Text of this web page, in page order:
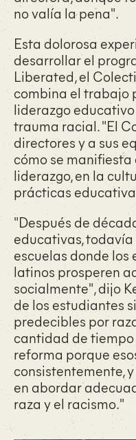
no valía la pena".
Esta dolorosa
desarrollar el
Liberated, el
combina el trabajo
liderazgo
trauma racial. "El
directores y a sus
cómo se manifiesta
liderazgo, en la
prácticas
"Después de
educativas,
escuelas donde los
latinos prosperen
socialmente", dijo
de los estudiantes
predecibles por
cantidad de
reforma porque
consistentemente,
en abordar
raza y el racismo."